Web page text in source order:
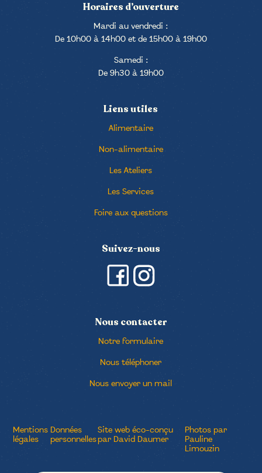
Horaires d’ouverture
Mardi au vendredi :
De 10h00 à 14h00 et de 15h00 à 19h00
Samedi :
De 9h30 à 19h00
Liens utiles
Alimentaire
Non-alimentaire
Les Ateliers
Les Services
Foire aux questions
Suivez-nous
Nous contacter
Notre formulaire
Nous téléphoner
Nous envoyer un mail
Mentions
légales
Données
personnelles
Site web éco-conçu
par David Daumer
Photos par
Pauline
Limouzin